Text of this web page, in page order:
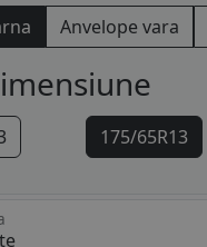
Anvelope vara
175/65R13